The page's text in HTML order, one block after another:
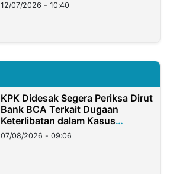
12/07/2026 - 10:40
KPK Didesak Segera Periksa Dirut
Bank BCA Terkait Dugaan
Keterlibatan dalam Kasus
Hilangnya Dana Nasabah Rp2,58
Miliar
07/08/2026 - 09:06